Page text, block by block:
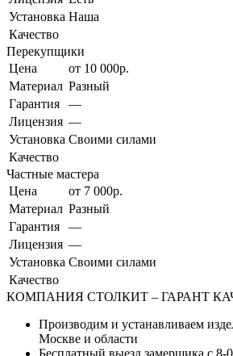
Установка Наша
Качество
Перекупщики
Цена
от 10 000р.
Материал Разный
Гарантия
—
Лицензия —
Установка Своими силами
Качество
Частные мастера
Цена
от 7 000р.
Материал Разный
Гарантия
—
Лицензия —
Установка Своими силами
Качество
КОМПАНИЯ СТОЛКИТ – ГАРАНТ
Производим и устанавливаем
Москве и области
Бесплатный выезд замерщика с